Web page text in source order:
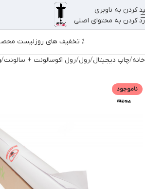
رد کردن به ناوبری
رد کردن به محتوای اصلی
% تخفیف های روزلیست
خانه چاپ دیجیتال رول رول اکوسالونت + سالونت
ناموجود